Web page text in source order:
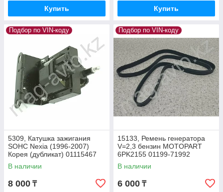
Купить Купить
Подбор по VIN-коду
5309, Катушка зажигания
SOHC Nexia (1996-2007)
Корея (дубликат) 01115467
В наличии
8 000 ₸
Подбор по VIN-коду
15133, Ремень генератора
V=2,3 бензин MOTOPART
6PK2155 01199-71992
В наличии
6 000 ₸